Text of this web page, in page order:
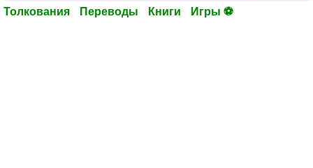
Толкования Переводы Книги Игры ⚽